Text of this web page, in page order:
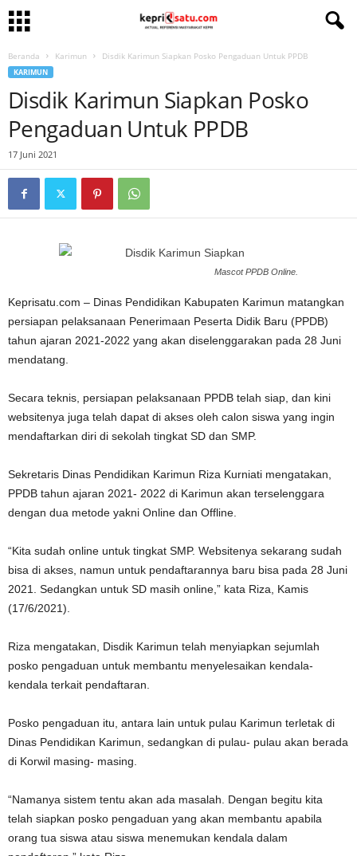
Beranda Karimun Disdik Karimun Siapkan Posko Pengaduan Untuk PPDB
KARIMUN
Disdik Karimun Siapkan Posko
Pengaduan Untuk PPDB
17 Juni 2021
Mascot PPDB Online.
Keprisatu.com – Dinas Pendidikan Kabupaten Karimun matangkan
persiapan pelaksanaan Penerimaan Peserta Didik Baru (PPDB)
tahun ajaran 2021-2022 yang akan diselenggarakan pada 28 Juni
mendatang.
Secara teknis, persiapan pelaksanaan PPDB telah siap, dan kini
websitenya juga telah dapat di akses oleh calon siswa yang ingin
mendaftarkan diri di sekolah tingkat SD dan SMP.
Sekretaris Dinas Pendidikan Karimun Riza Kurniati mengatakan,
PPDB tahun ajaran 2021- 2022 di Karimun akan terselenggara
dengan dua metode yakni Online dan Offline.
“Kita sudah online untuk tingkat SMP. Websitenya sekarang sudah
bisa di akses, namun untuk pendaftarannya baru bisa pada 28 Juni
2021. Sedangkan untuk SD masih online,” kata Riza, Kamis
(17/6/2021).
Riza mengatakan, Disdik Karimun telah menyiapkan sejumlah
posko pengaduan untuk membantu menyelesaikan kendala-
kendala terkait pendaftaran.
Posko pengaduan itu, antara lain untuk pulau Karimun terletak di
Dinas Pendidikan Karimun, sedangkan di pulau- pulau akan berada
di Korwil masing- masing.
“Namanya sistem tentu akan ada masalah. Dengan begitu kita
telah siapkan posko pengaduan yang akan membantu apabila
orang tua siswa atau siswa menemukan kendala dalam